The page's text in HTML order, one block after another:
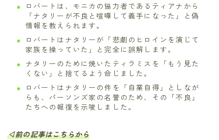
ロバートは、モニカの協力者であるティアナから
「ナタリーが不良と喧嘩して義手になった」と偽
情報を教えられます。
ロバートはナタリーが「悲劇のヒロインを演じて
家族を操っていた」と完全に誤解します。
ナタリーのために焼いたティラミスを「もう見た
くない」と捨てるよう命じました。
ロバートはナタリーの件を「自業自得」としなが
らも、パーソンズ家の名誉のため、その「不良」
たちへの報復を示唆しました。
◁前の記事はこちらから